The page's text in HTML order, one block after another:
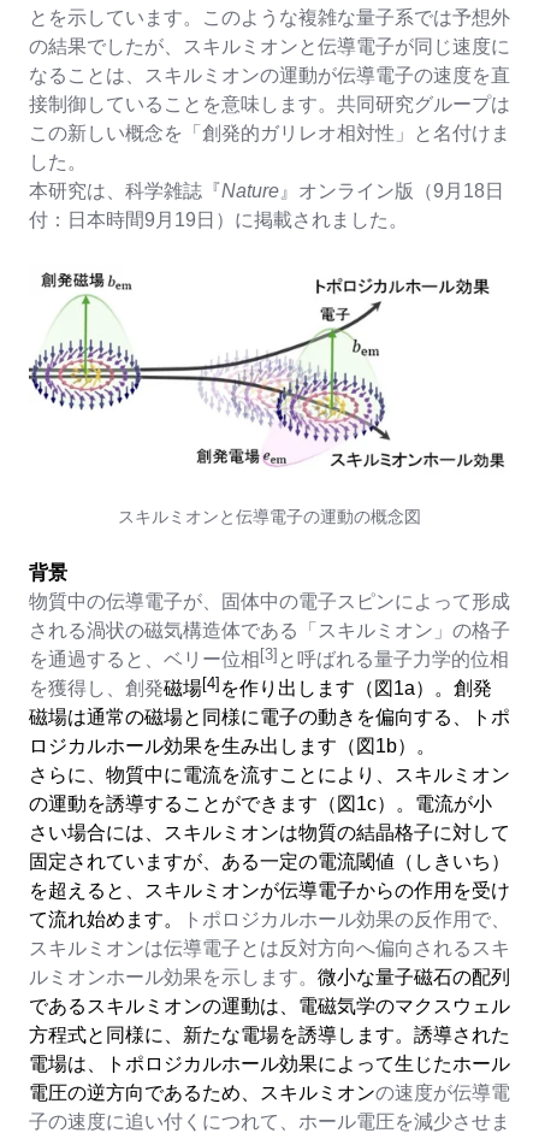
とを示しています。このような複雑な量子系では予想外
の結果でしたが、スキルミオンと伝導電子が同じ速度に
なることは、スキルミオンの運動が伝導電子の速度を直
接制御していることを意味します。共同研究グループは
この新しい概念を「創発的ガリレオ相対性」と名付けま
した。
本研究は、科学雑誌『Nature 』オンライン版（9月18日
付：日本時間9月19日）に掲載されました。
スキルミオンと伝導電子の運動の概念図
背景
物質中の伝導電子が、固体中の電子スピンによって形成
される渦状の磁気構造体である「スキルミオン」の格子
を通過すると、ベリー位相 [3] と呼ばれる量子力学的位相
を獲得し、創発磁場[4] を作り出します（図 1a）。創発
磁場は通常の磁場と同様に電子の動きを偏向する、トポ
ロジカルホール効果を生み出します（図 1b）。
さらに、物質中に電流を流すことにより、スキルミオン
の運動を誘導することができます（図 1c）。電流が小
さい場合には、スキルミオンは物質の結晶格子に対して
固定されていますが、ある一定の電流閾値（しきいち）
を超えると、スキルミオンが伝導電子からの作用を受け
て流れ始めます。
トポロジカルホール効果の反作用で、
スキルミオンは伝導電子とは反対方向へ偏向されるスキ
ルミオンホール効果を示します。 微小な量子磁石の配列
であるスキルミオンの運動は、電磁気学のマクスウェル
方程式と同様に、新たな電場を誘導します。誘導された
電場は、トポロジカルホール効果によって生じたホール
電圧の逆方向であるため、スキルミオンの速度が伝導電
子の速度に追い付くにつれて、ホール電圧を減少させま